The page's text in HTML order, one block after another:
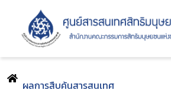
ผลการสืบค้นสารสนเทศ